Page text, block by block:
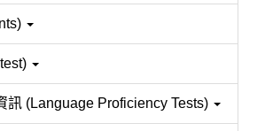
訊 (Language Proficiency Tests)